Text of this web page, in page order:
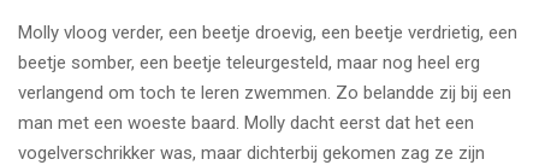
Molly vloog verder, een beetje droevig, een beetje verdrietig, een
beetje somber, een beetje teleurgesteld, maar nog heel erg
verlangend om toch te leren zwemmen. Zo belandde zij bij een
man met een woeste baard. Molly dacht eerst dat het een
vogelverschrikker was, maar dichterbij gekomen zag ze zijn